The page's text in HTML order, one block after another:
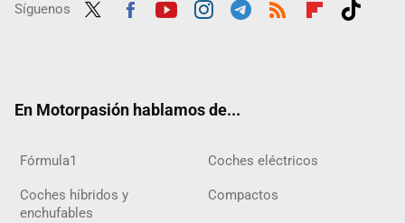
Síguenos
En Motorpasión hablamos de...
Fórmula1 Coches eléctricos
Coches híbridos y
enchufables
Compactos